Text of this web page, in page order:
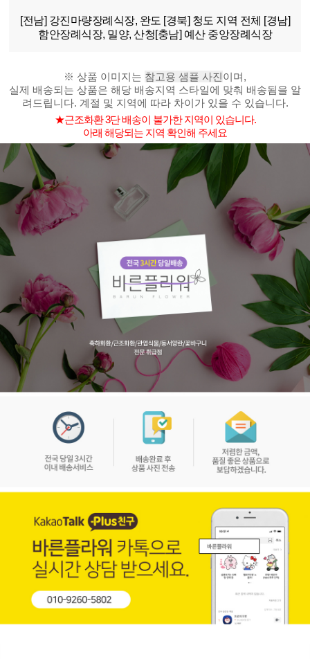
[전남] 강진마량장례식장, 완도 [경북] 청도 지역 전체 [경남]
함안장례식장, 밀양, 산청[충남] 예산 중앙장례식장
※ 상품 이미지는 참고용 샘플 사진이며,
실제 배송되는 상품은 해당 배송지역 스타일에 맞춰 배송됨을 알
려드립니다. 계절 및 지역에 따라 차이가 있을 수 있습니다.
★근조화환 3단 배송이 불가한 지역이 있습니다.
아래 해당되는 지역 확인해 주세요